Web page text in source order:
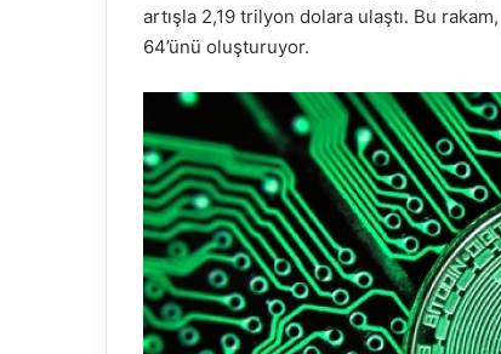
artışla 2,19 trilyon dolara ulaştı. Bu
64’ünü oluşturuyor.